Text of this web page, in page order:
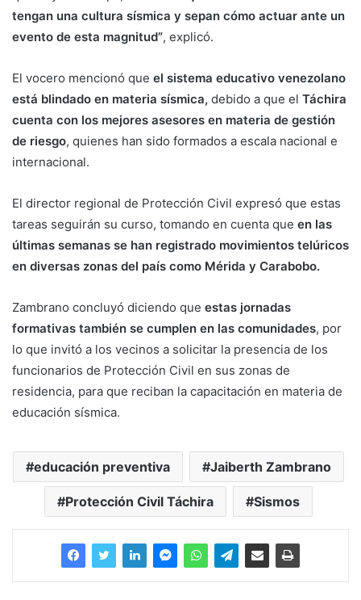
tengan una cultura sísmica y sepan cómo actuar ante un
evento de esta magnitud”, explicó.
El vocero mencionó que el sistema educativo venezolano
está blindado en materia sísmica, debido a que el Táchira
cuenta con los mejores asesores en materia de gestión
de riesgo, quienes han sido formados a escala nacional e
internacional.
El director regional de Protección Civil expresó que estas
tareas seguirán su curso, tomando en cuenta que en las
últimas semanas se han registrado movimientos telúricos
en diversas zonas del país como Mérida y Carabobo.
Zambrano concluyó diciendo que estas jornadas
formativas también se cumplen en las comunidades, por
lo que invitó a los vecinos a solicitar la presencia de los
funcionarios de Protección Civil en sus zonas de
residencia, para que reciban la capacitación en materia de
educación sísmica.
educación preventiva Jaiberth Zambrano
Protección Civil Táchira Sismos